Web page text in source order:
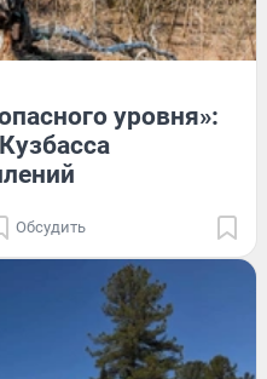
уровня»:
Обсудить